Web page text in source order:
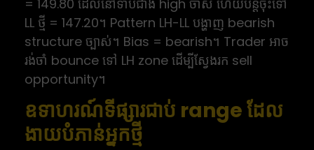
= 149.80 ដែលនៅទាបជាង high ចាស់ ហើយបន្តចុះទៅ
LL ថ្មី = 147.20។ Pattern LH-LL បង្ហាញ bearish
structure ច្បាស់។ Bias = bearish។ Trader អាច
រង់ចាំ bounce ទៅ LH zone ដើម្បីស្វែងរក sell
opportunity។
ឧទាហរណ៍ទីផ្សារជាប់ range ដែល
ងាយបំភាន់អ្នកថ្មី